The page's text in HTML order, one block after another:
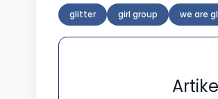
glitter girl group we are